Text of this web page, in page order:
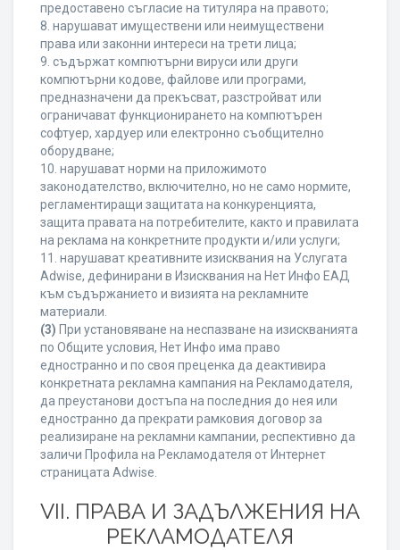
предоставено съгласие на титуляра на правото;
8. нарушават имуществени или неимуществени
права или законни интереси на трети лица;
9. съдържат компютърни вируси или други
компютърни кодове, файлове или програми,
предназначени да прекъсват, разстройват или
ограничават функционирането на компютърен
софтуер, хардуер или електронно съобщително
оборудване;
10. нарушават норми на приложимото
законодателство, включително, но не само нормите,
регламентиращи защитата на конкуренцията,
защита правата на потребителите, както и правилата
на реклама на конкретните продукти и/или услуги;
11. нарушават креативните изисквания на Услугата
Adwise, дефинирани в Изисквания на Нет Инфо ЕАД
към съдържанието и визията на рекламните
материали.
(3) При установяване на неспазване на изискванията
по Общите условия, Нет Инфо има право
едностранно и по своя преценка да деактивира
конкретната рекламна кампания на Рекламодателя,
да преустанови достъпа на последния до нея или
едностранно да прекрати рамковия договор за
реализиране на рекламни кампании, респективно да
заличи Профила на Рекламодателя от Интернет
страницата Adwise.
VII. ПРАВА И ЗАДЪЛЖЕНИЯ НА
РЕКЛАМОДАТЕЛЯ